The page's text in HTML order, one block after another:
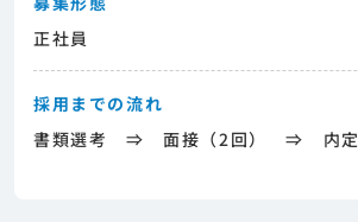
正社員
採用までの流れ
書類選考 ⇒ 面接（2回） ⇒ 内定